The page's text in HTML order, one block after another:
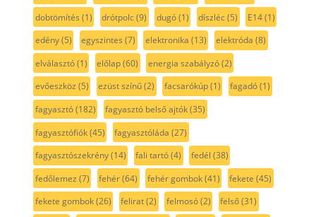
dobtömítés (1) drótpolc(9) dugó(1) díszléc(5) E14(1)
edény(5) egyszintes (7) elektronika (13) elektróda (8)
elválasztó(1) előlap(60) energia szabályzó(2)
evőeszköz (5) ezüst színű(2) facsarókúp(1) fagadó(1)
fagyasztó(182) fagyasztó belső ajtók(35)
fagyasztófiók(45) fagyasztóláda (27)
fagyasztószekrény(14) fali tartó(4) fedél (38)
fedőlemez (7) fehér(64) fehér gombok(41) fekete (45)
fekete gombok(26) felirat(2) felmosó(2) felső(31)